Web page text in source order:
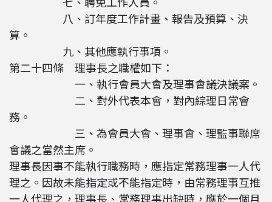
八、訂年度工作計畫、報告及預算、決
算。
九、其他應執行事項。
第二十四條 理事長之職權如下：
一、執行會員大會及理事會議決議案。
二、對外代表本會，對內綜理日常會
務。
三、為會員大會、理事會、理監事聯席
會議之當然主席。
理事長因事不能執行職務時，應指定常務理事一人代
理之。因故未能指定或不能指定時，由常務理事互推
一人代理之，理事長、常務理事出缺時，應於一個月